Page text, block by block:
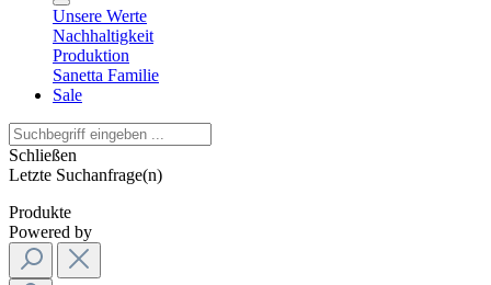
Unsere Werte
Nachhaltigkeit
Produktion
Sanetta Familie
Sale
Schließen
Letzte Suchanfrage(n)
Produkte
Powered by